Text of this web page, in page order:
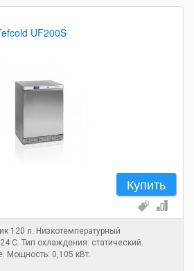
UF200S
Купить
120 л. Низкотемпературный
С. Тип охлаждения: статический.
Мощность: 0,105 кВт.